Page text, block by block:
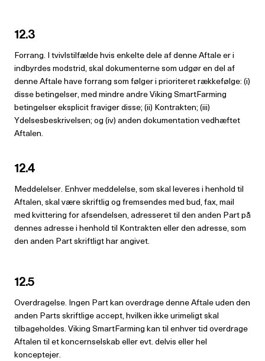
12.3
Forrang. I tvivlstilfælde hvis enkelte dele af denne Aftale er i
indbyrdes modstrid, skal dokumenterne som udgør en del af
denne Aftale have forrang som følger i prioriteret rækkefølge: (i)
disse betingelser, med mindre andre Viking SmartFarming
betingelser eksplicit fraviger disse; (ii) Kontrakten; (iii)
Ydelsesbeskrivelsen; og (iv) anden dokumentation vedhæftet
Aftalen.
12.4
Meddelelser. Enhver meddelelse, som skal leveres i henhold til
Aftalen, skal være skriftlig og fremsendes med bud, fax, mail
med kvittering for afsendelsen, adresseret til den anden Part på
dennes adresse i henhold til Kontrakten eller den adresse, som
den anden Part skriftligt har angivet.
12.5
Overdragelse. Ingen Part kan overdrage denne Aftale uden den
anden Parts skriftlige accept, hvilken ikke urimeligt skal
tilbageholdes. Viking SmartFarming kan til enhver tid overdrage
Aftalen til et koncernselskab eller evt. delvis eller hel
konceptejer.